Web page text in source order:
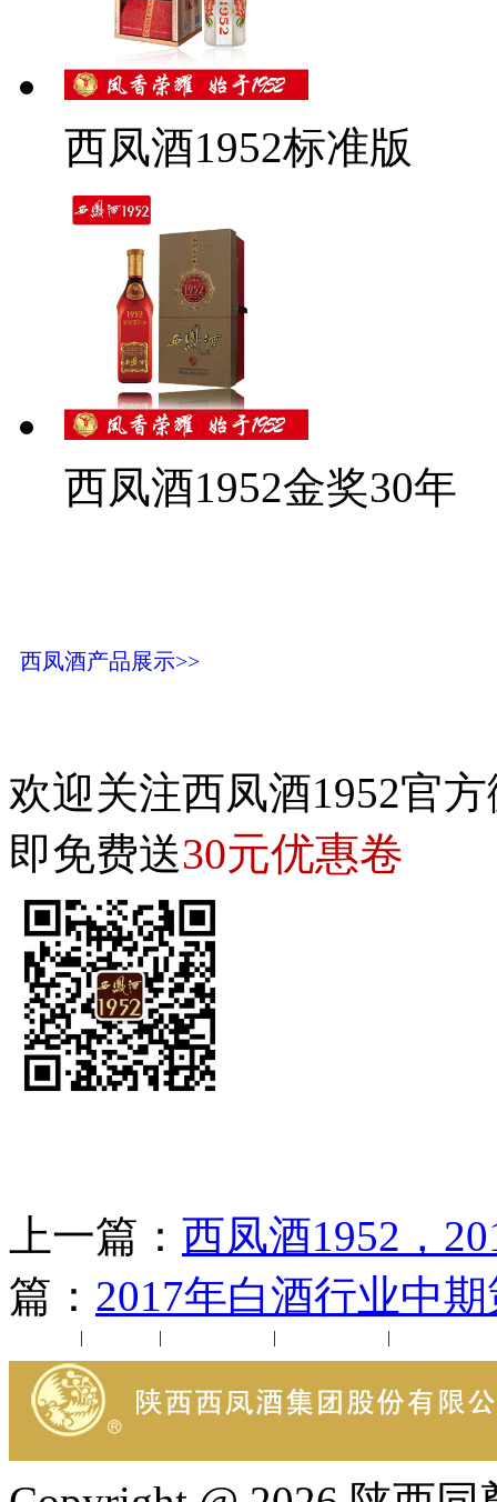
西凤酒1952标准版
西凤酒1952金奖30年
西凤酒产品展示>>
欢迎关注西凤酒1952官
即免费送30元优惠卷
上一篇： 西凤酒1952，
篇： 2017年白酒行业中
| | | |